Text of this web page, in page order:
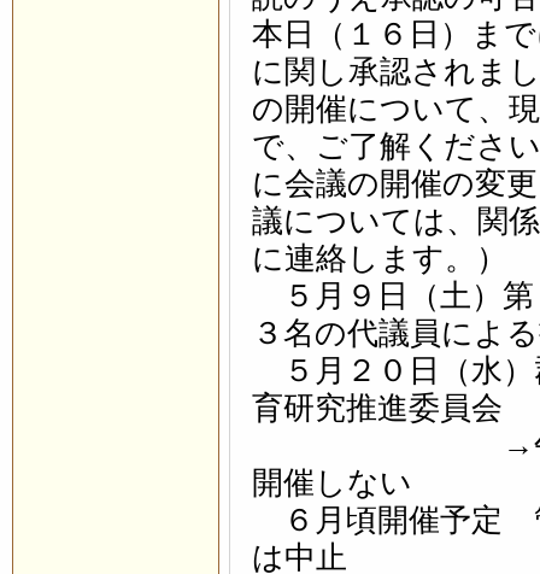
本日（１６日）ま
に関し承認されま
の開催について、
で、ご了解くださ
に会議の開催の変
議については、関
に連絡します。）
５月９日（土）
３名の代議員によ
５月２０日（水）
育研究推進委員会
→午前中の会
開催しない
６月頃開催予定
は中止